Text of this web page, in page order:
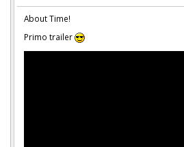
About Time!
Primo trailer